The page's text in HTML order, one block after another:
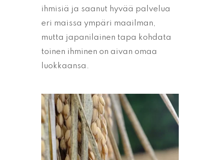
ihmisiä ja saanut hyvää palvelua
eri maissa ympäri maailman,
mutta japanilainen tapa kohdata
toinen ihminen on aivan omaa
luokkaansa.